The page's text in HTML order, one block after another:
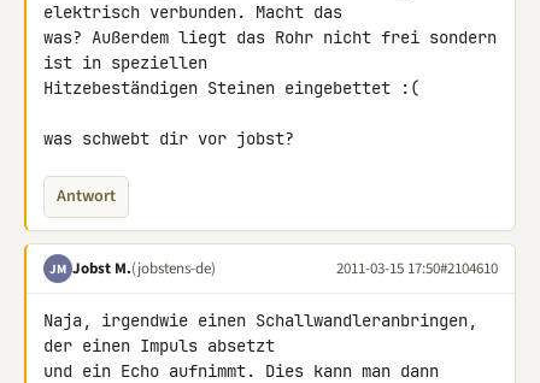
elektrisch verbunden. Macht das
was? Außerdem liegt das Rohr nicht frei sondern
ist in speziellen
Hitzebeständigen Steinen eingebettet :(
was schwebt dir vor jobst?
Antwort
JM Jobst M.(jobstens-de) 2011-03-15 17:50#2104610
Naja, irgendwie einen Schallwandleranbringen,
der einen Impuls absetzt
und ein Echo aufnimmt. Dies kann man dann